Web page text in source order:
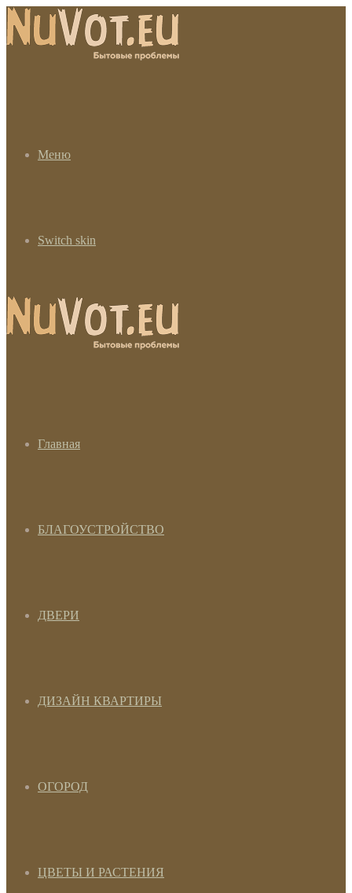
Меню
Switch skin
Главная
БЛАГОУСТРОЙСТВО
ДВЕРИ
ДИЗАЙН КВАРТИРЫ
ОГОРОД
ЦВЕТЫ И РАСТЕНИЯ